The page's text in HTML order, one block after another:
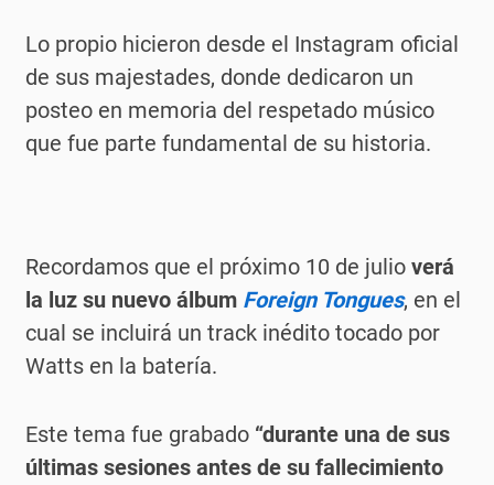
Lo propio hicieron desde el Instagram oficial
de sus majestades, donde dedicaron un
posteo en memoria del respetado músico
que fue parte fundamental de su historia.
Recordamos que el próximo 10 de julio verá
la luz su nuevo álbum Foreign Tongues, en el
cual se incluirá un track inédito tocado por
Watts en la batería.
Este tema fue grabado “durante una de sus
últimas sesiones antes de su fallecimiento